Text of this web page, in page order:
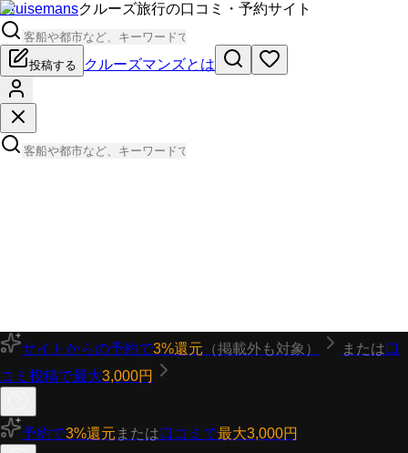
Cruisemansクルーズ旅行の口コミ・予約サイト
投稿する クルーズマンズとは
サイトからの予約で3%還元 （掲載外も対象） または口
コミ投稿で最大3,000円
予約で3%還元 または口コミで最大3,000円